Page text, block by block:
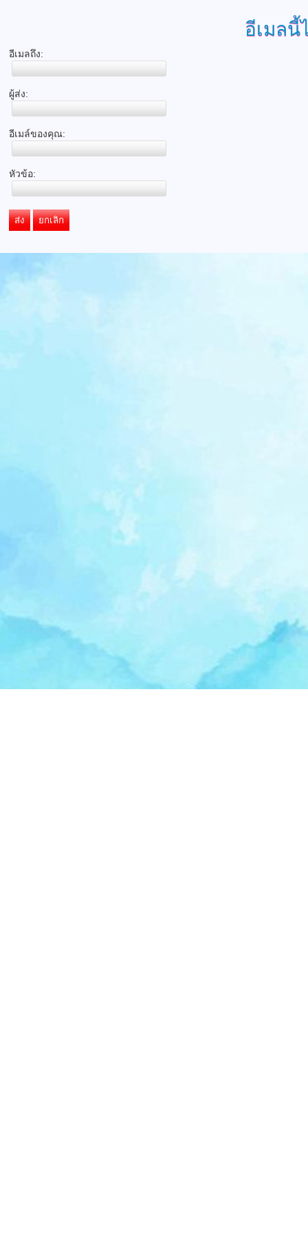
อีเมลนี้
อีเมลถึง:
ผู้ส่ง:
อีเมล์ของคุณ:
หัวข้อ:
ส่ง ยกเลิก